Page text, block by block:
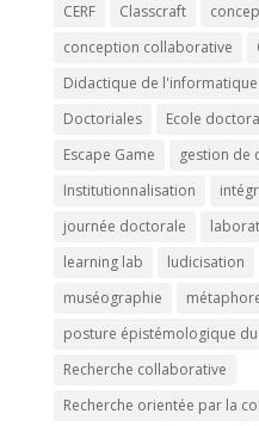
CERF
Classcraft
conception collaborative
Didactique de l'informatique
Doctoriales
Ecole
Escape Game
gestion de
Institutionnalisation
journée doctorale
learning lab
ludicisation
muséographie
posture épistémologique
Recherche collaborative
Recherche orientée par la